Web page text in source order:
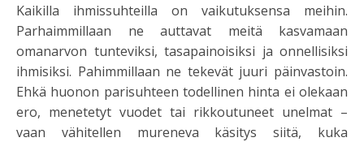
Kaikilla ihmissuhteilla on vaikutuksensa meihin.
Parhaimmillaan ne auttavat meitä kasvamaan
omanarvon tunteviksi, tasapainoisiksi ja onnellisiksi
ihmisiksi. Pahimmillaan ne tekevät juuri päinvastoin.
Ehkä huonon parisuhteen todellinen hinta ei olekaan
ero, menetetyt vuodet tai rikkoutuneet unelmat –
vaan vähitellen mureneva käsitys siitä, kuka